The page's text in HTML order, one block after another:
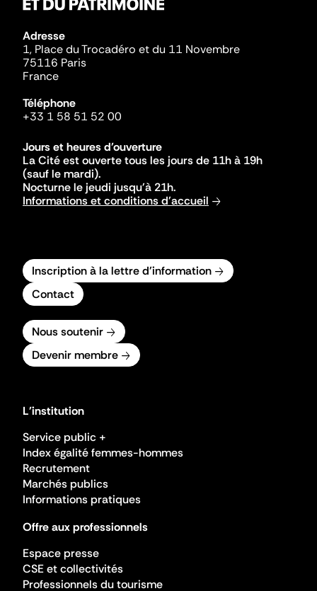
Adresse
1, Place du Trocadéro et du 11 Novembre
75116 Paris
France
Téléphone
+33 1 58 51 52 00
Jours et heures d'ouverture
La Cité est ouverte tous les jours de 11h à 19h
(sauf le mardi).
Nocturne le jeudi jusqu'à 21h.
Informations et conditions d'accueil
Inscription à la lettre d'information
Contact
Nous soutenir
Devenir membre
L'institution
Service public +
Index égalité femmes-hommes
Recrutement
Marchés publics
Informations pratiques
Offre aux professionnels
Espace presse
CSE et collectivités
Professionnels du tourisme